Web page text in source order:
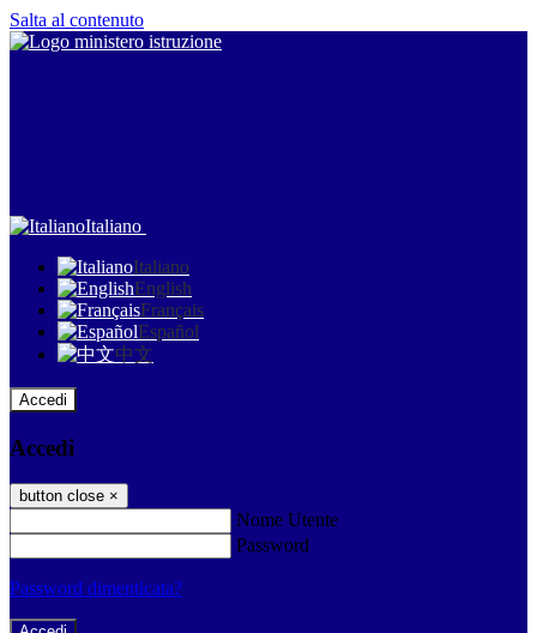
Salta al contenuto
Italiano
Italiano
English
Français
Español
中文
Accedi
Accedi
button close ×
Nome Utente
Password
Password dimenticata?